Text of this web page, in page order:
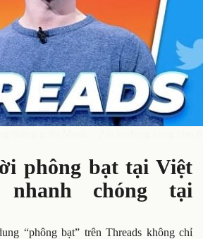
phông bạt tại Việt
chóng tại
“phông bạt” trên Threads không chỉ